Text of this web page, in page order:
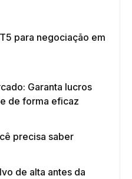
para negociação em
Garanta lucros
de forma eficaz
precisa saber
de alta antes da